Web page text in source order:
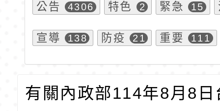
公告 4306 特色 2 緊急 15
宣導 138 防疫 21 重要 111
有關內政部114年8月8日